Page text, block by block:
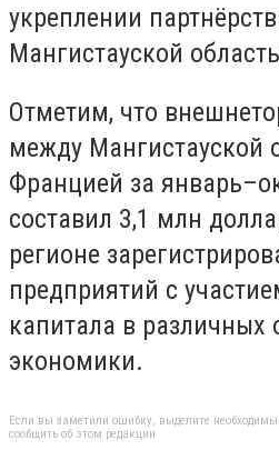
укреплении
Мангистауской
Отметим, что
между Мангистауской
Францией за
составил 3,1 млн
регионе
предприятий с
капитала в различных
экономики.
Если вы заметили ошибку, выделите
сообщить об этом редакции